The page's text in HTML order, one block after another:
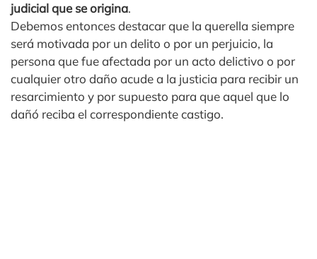
judicial que se origina.
Debemos entonces destacar que la querella siempre
será motivada por un delito o por un perjuicio, la
persona que fue afectada por un acto delictivo o por
cualquier otro daño acude a la justicia para recibir un
resarcimiento y por supuesto para que aquel que lo
dañó reciba el correspondiente castigo.